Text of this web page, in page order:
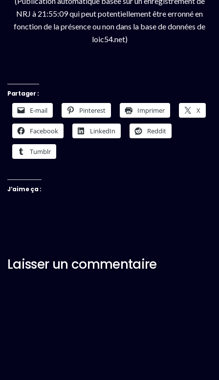
NRJ à 21:55:09 qui peut potentiellement être erronné en
fonction de la présence ou non dans la base de données de
loic54.net)
Partager :
E-mail Pinterest Imprimer X
Facebook LinkedIn Reddit
Tumblr
J’aime ça :
Laisser un commentaire